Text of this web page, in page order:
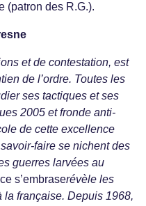
(patron des R.G.).
et de contestation, est
de l’ordre. Toutes les
ses tactiques et ses
2005 et fronde anti-
de cette excellence
faire se nichent des
guerres larvées au
s’embraserévèle les
la française. Depuis 1968,